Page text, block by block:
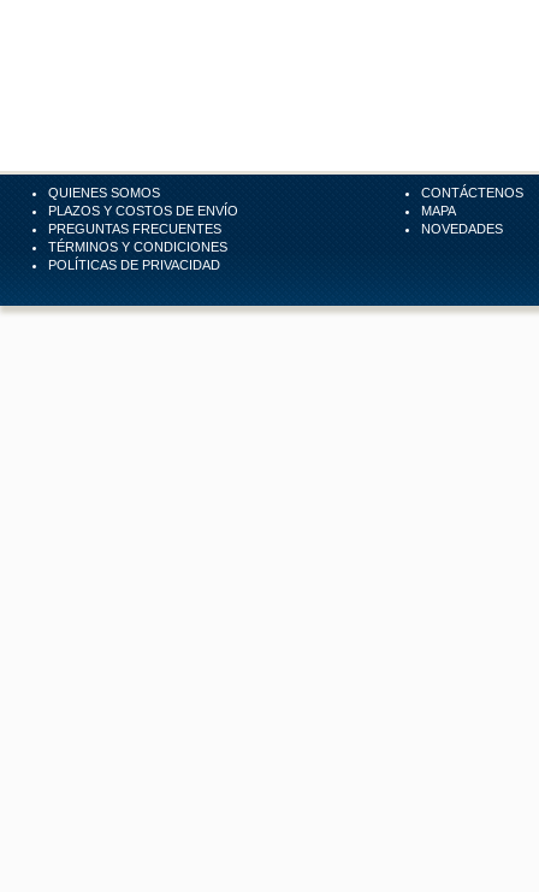
QUIENES SOMOS
PLAZOS Y COSTOS DE ENVÍO
PREGUNTAS FRECUENTES
TÉRMINOS Y CONDICIONES
POLÍTICAS DE PRIVACIDAD
CONTÁCTENOS
MAPA
NOVEDADES